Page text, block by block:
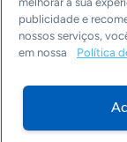
Economia &
Inovação &
Cultura
Arquivo
publicidade e
nossos serviços,
em nossa
Política